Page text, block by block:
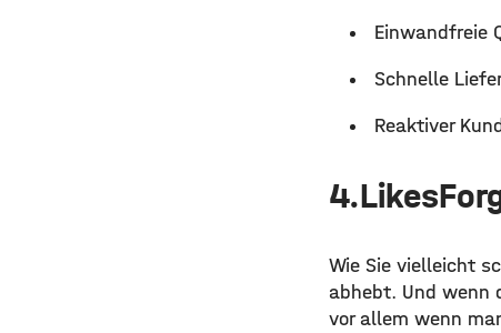
Einwandfreie
Schnelle
Reaktiver
Wie Sie vielleicht
abhebt. Und wenn
vor allem wenn